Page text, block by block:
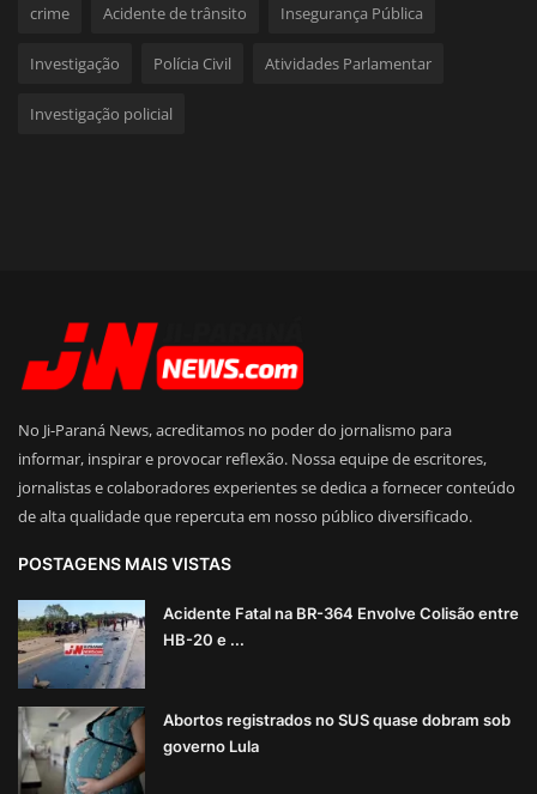
crime Acidente de trânsito Insegurança Pública
Investigação Polícia Civil Atividades Parlamentar
Investigação policial
No Ji-Paraná News, acreditamos no poder do jornalismo para
informar, inspirar e provocar reflexão. Nossa equipe de escritores,
jornalistas e colaboradores experientes se dedica a fornecer conteúdo
de alta qualidade que repercuta em nosso público diversificado.
POSTAGENS MAIS VISTAS
Acidente Fatal na BR-364 Envolve Colisão entre
HB-20 e ...
Abortos registrados no SUS quase dobram sob
governo Lula